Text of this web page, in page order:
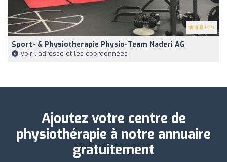
4.8 (47)
Sport- & Physiotherapie Physio-Team Naderi AG
Voir l'adresse et les coordonnées
Ajoutez votre centre de
physiothérapie à notre annuaire
gratuitement